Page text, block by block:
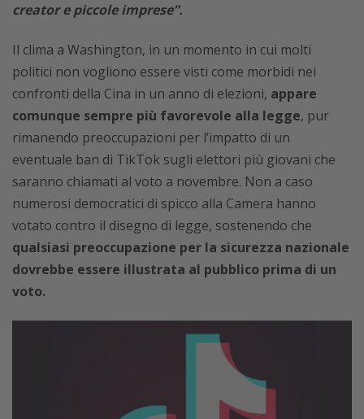
creator e piccole imprese”.
Il clima a Washington, in un momento in cui molti
politici non vogliono essere visti come morbidi nei
confronti della Cina in un anno di elezioni, appare
comunque sempre più favorevole alla legge, pur
rimanendo preoccupazioni per l’impatto di un
eventuale ban di TikTok sugli elettori più giovani che
saranno chiamati al voto a novembre. Non a caso
numerosi democratici di spicco alla Camera hanno
votato contro il disegno di legge, sostenendo che
qualsiasi preoccupazione per la sicurezza nazionale
dovrebbe essere illustrata al pubblico prima di un
voto.